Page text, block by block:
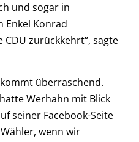
und sogar in
Enkel Konrad
zurückkehrt“, sagte
überraschend.
Werhahn mit Blick
seiner Facebook-Seite
wenn wir